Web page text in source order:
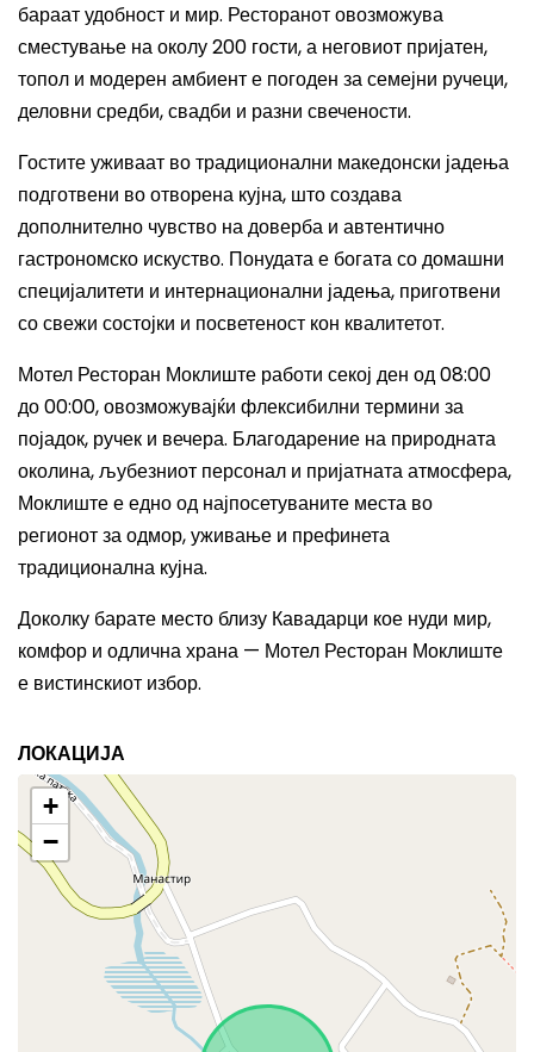
бараат удобност и мир. Ресторанот овозможува
сместување на околу 200 гости, а неговиот пријатен,
топол и модерен амбиент е погоден за семејни ручеци,
деловни средби, свадби и разни свечености.
Гостите уживаат во традиционални македонски јадења
подготвени во отворена кујна, што создава
дополнително чувство на доверба и автентично
гастрономско искуство. Понудата е богата со домашни
специјалитети и интернационални јадења, приготвени
со свежи состојки и посветеност кон квалитетот.
Мотел Ресторан Моклиште работи секој ден од 08:00
до 00:00, овозможувајќи флексибилни термини за
појадок, ручек и вечера. Благодарение на природната
околина, љубезниот персонал и пријатната атмосфера,
Моклиште е едно од најпосетуваните места во
регионот за одмор, уживање и префинета
традиционална кујна.
Доколку барате место близу Кавадарци кое нуди мир,
комфор и одлична храна — Мотел Ресторан Моклиште
е вистинскиот избор.
ЛОКАЦИЈА
+
−